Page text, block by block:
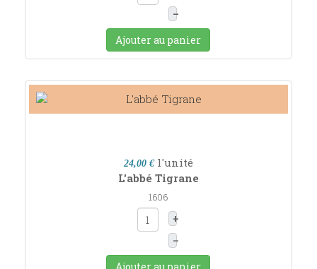
–
Ajouter au panier
24,00 € l'unité
L'abbé Tigrane
1606
+
–